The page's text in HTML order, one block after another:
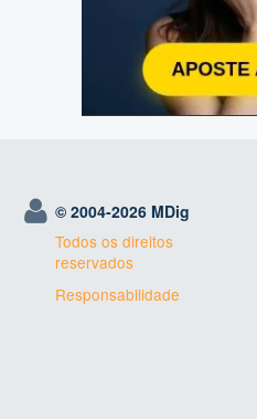
© 2004-2026 MDig
Todos os direitos
reservados
Responsabilidade